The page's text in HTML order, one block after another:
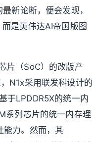
新论断，便会发现，
是英伟达AI帝国版图
片（SoC）的改版产
N1x采用联发科设计的
于LPDDR5X的统一内
系列芯片的统一内存理
能力。然而，其